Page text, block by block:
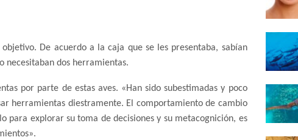
De acuerdo a la caja que se les presentaba, sabían
necesitaban dos herramientas.
por parte de estas aves. «Han sido subestimadas y poco
herramientas diestramente. El comportamiento de cambio
para explorar su toma de decisiones y su metacognición, es